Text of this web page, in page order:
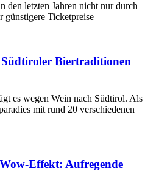
den letzten Jahren nicht nur durch
günstigere Ticketpreise
Biertraditionen
es wegen Wein nach Südtirol. Als
mit rund 20 verschiedenen
Effekt: Aufregende